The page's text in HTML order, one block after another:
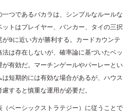
つであるバカラは、シンプルなルールな
トはプレイヤー、バンカー、タイの三択
9に近い方が勝利する。カードカウンテ
法は存在しないが、確率論に基づいたベッ
が有効だ。マーチンゲールやパーレーとい
短期的には有効な場合があるが、ハウス
すると慎重な運用が必要だ。
ベーシックストラテジー）に従うことで